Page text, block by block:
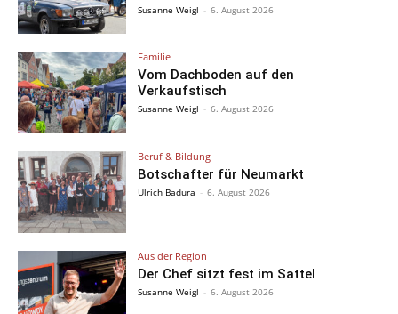
Susanne Weigl - 6. August 2026
Familie
Vom Dachboden auf den
Verkaufstisch
Susanne Weigl - 6. August 2026
Beruf & Bildung
Botschafter für Neumarkt
Ulrich Badura - 6. August 2026
Aus der Region
Der Chef sitzt fest im Sattel
Susanne Weigl - 6. August 2026